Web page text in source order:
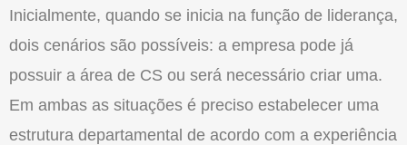
Inicialmente, quando se inicia na função de liderança,
dois cenários são possíveis: a empresa pode já
possuir a área de CS ou será necessário criar uma.
Em ambas as situações é preciso estabelecer uma
estrutura departamental de acordo com a experiência